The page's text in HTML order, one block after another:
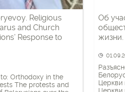
Religious
and Church
Response to
Orthodoxy in the
The protests and
Об
жизни.
Церкви